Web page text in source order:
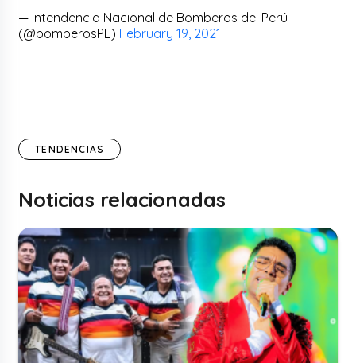
— Intendencia Nacional de Bomberos del Perú
(@bomberosPE) February 19, 2021
TENDENCIAS
Noticias relacionadas